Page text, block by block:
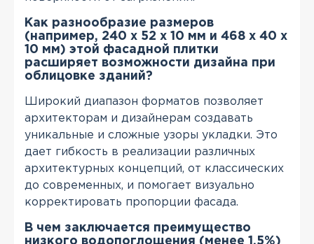
Как разнообразие размеров
(например, 240 x 52 x 10 мм и 468 x 40 x
10 мм) этой фасадной плитки
расширяет возможности дизайна при
облицовке зданий?
Широкий диапазон форматов позволяет
архитекторам и дизайнерам создавать
уникальные и сложные узоры укладки. Это
дает гибкость в реализации различных
архитектурных концепций, от классических
до современных, и помогает визуально
корректировать пропорции фасада.
В чем заключается преимущество
низкого водопоглощения (менее 1.5%)